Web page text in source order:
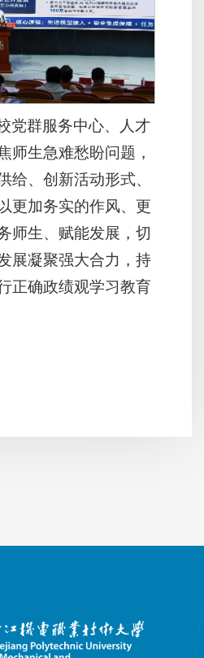
党群服务中心、人才
师生急难愁盼问题，
给、创新活动形式、
更加务实的作风、更
师生、赋能发展，切
展凝聚强大合力，持
正确政绩观学习教育